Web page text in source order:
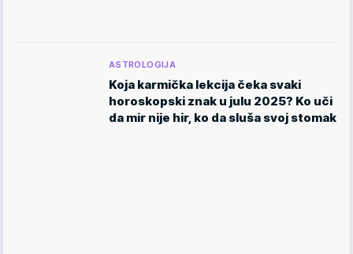
ASTROLOGIJA
Koja karmička lekcija čeka svaki
horoskopski znak u julu 2025? Ko uči
da mir nije hir, ko da sluša svoj stomak